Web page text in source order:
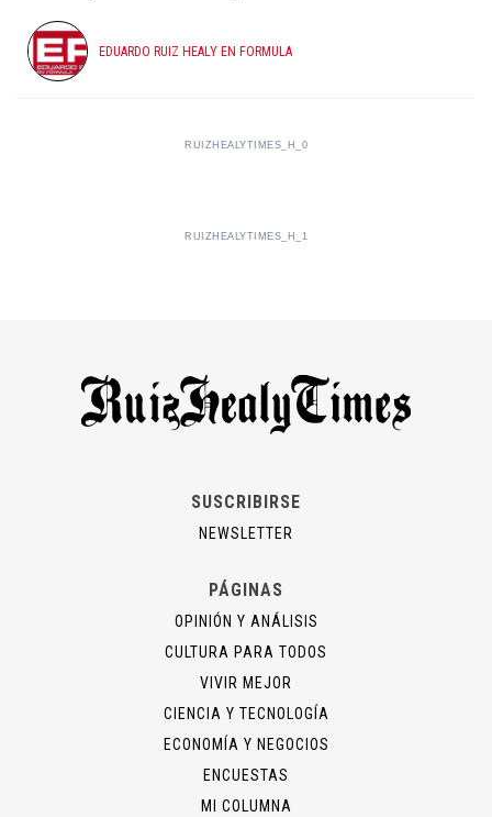
EDUARDO RUIZ HEALY EN FORMULA
RUIZHEALYTIMES_H_0
RUIZHEALYTIMES_H_1
SUSCRIBIRSE
NEWSLETTER
PÁGINAS
OPINIÓN Y ANÁLISIS
CULTURA PARA TODOS
VIVIR MEJOR
CIENCIA Y TECNOLOGÍA
ECONOMÍA Y NEGOCIOS
ENCUESTAS
MI COLUMNA